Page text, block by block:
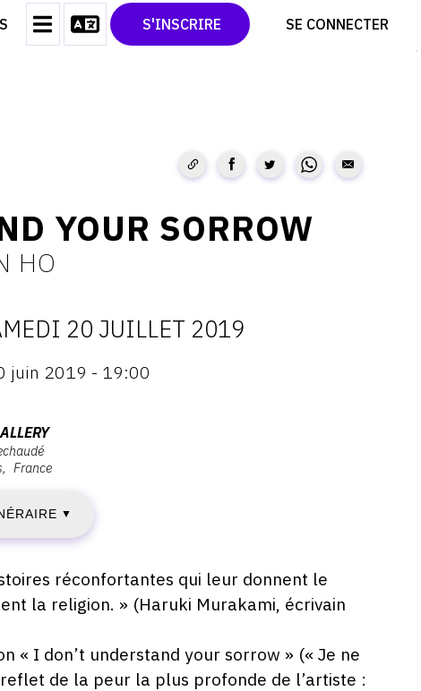
S'INSCRIRE SE CONNECTER
CONTACT
CGU
TWITTER
PINTEREST
YOUR SORROW
HO
20 JUILLET 2019
juin 2019 - 19:00
France
▼
réconfortantes qui leur donnent le
la religion. » (Haruki Murakami, écrivain
« I don’t understand your sorrow » (« Je ne
de la peur la plus profonde de l’artiste :